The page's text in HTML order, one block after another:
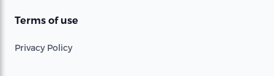
Terms of use
Privacy Policy